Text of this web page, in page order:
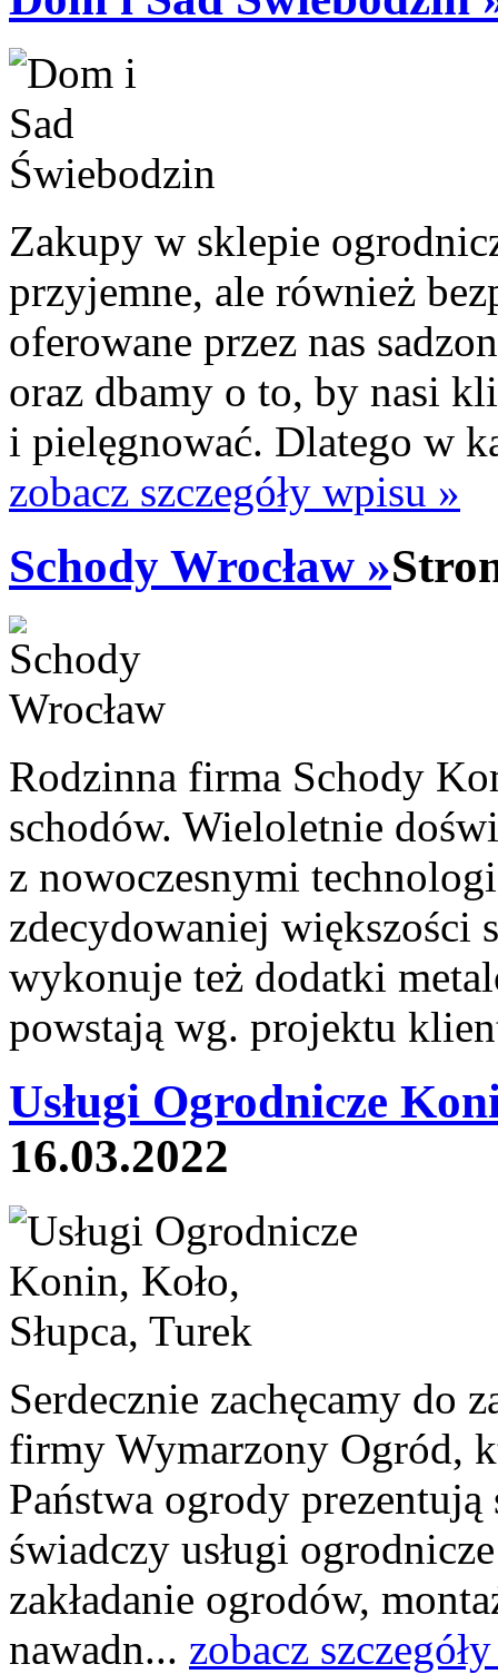
Zakupy w sklepie
przyjemne, ale również
oferowane przez nas
oraz dbamy o to, by nasi
i pielęgnować. Dlatego w
zobacz szczegóły wpisu »
Schody Wrocław »
Rodzinna firma Schody
schodów. Wieloletnie
z nowoczesnymi
zdecydowaniej większości
wykonuje też dodatki
powstają wg. projektu
Usługi Ogrodnicze
16.03.2022
Serdecznie zachęcamy do
firmy Wymarzony Ogród,
Państwa ogrody
świadczy usługi
zakładanie ogrodów,
nawadn... zobacz